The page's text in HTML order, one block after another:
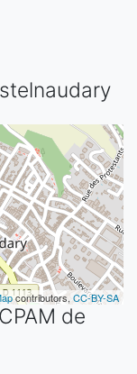
contributors, CC-BY-SA
de